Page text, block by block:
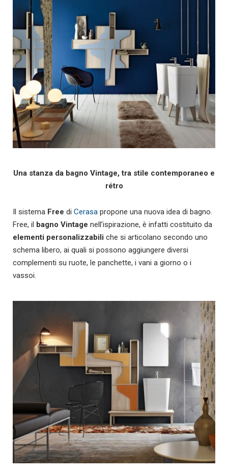
Una stanza da bagno Vintage, tra stile contemporaneo e
rétro
Il sistema Free di Cerasa propone una nuova idea di bagno.
Free, il
bagno Vintage nell’ispirazione, è infatti costituito da
elementi personalizzabili che si articolano secondo uno
schema libero, ai quali si possono aggiungere diversi
complementi su ruote, le panchette, i vani a giorno o i
vassoi.